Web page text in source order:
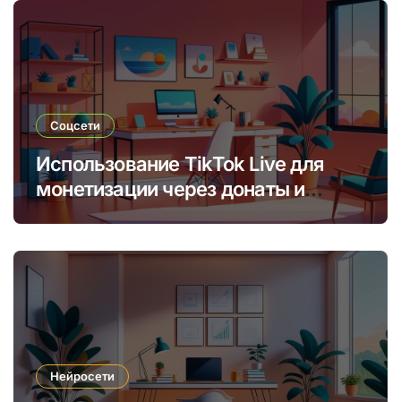
Соцсети
Использование TikTok Live для
монетизации через донаты и
платные подписки
Нейросети